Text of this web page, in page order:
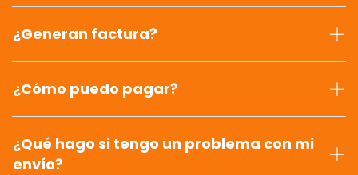
¿Generan factura?
¿Cómo puedo pagar?
¿Qué hago si tengo un problema con mi
envío?